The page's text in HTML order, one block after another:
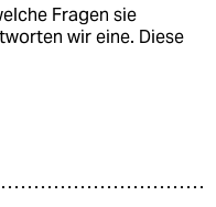
Fragen sie
wir eine. Diese